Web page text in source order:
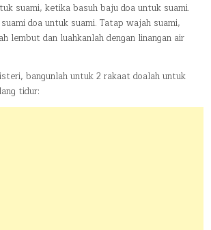
suami, ketika basuh baju doa untuk suami.
doa untuk suami. Tatap wajah suami,
lembut dan luahkanlah dengan linangan air
bangunlah untuk 2 rakaat doalah untuk
tidur: